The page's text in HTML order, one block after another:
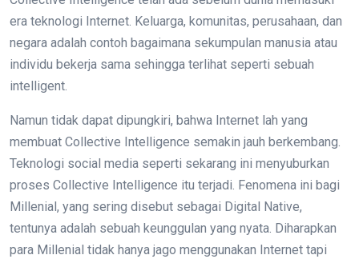
era teknologi Internet. Keluarga, komunitas, perusahaan, dan
negara adalah contoh bagaimana sekumpulan manusia atau
individu bekerja sama sehingga terlihat seperti sebuah
intelligent.
Namun tidak dapat dipungkiri, bahwa Internet lah yang
membuat Collective Intelligence semakin jauh berkembang.
Teknologi social media seperti sekarang ini menyuburkan
proses Collective Intelligence itu terjadi. Fenomena ini bagi
Millenial, yang sering disebut sebagai Digital Native,
tentunya adalah sebuah keunggulan yang nyata. Diharapkan
para Millenial tidak hanya jago menggunakan Internet tapi